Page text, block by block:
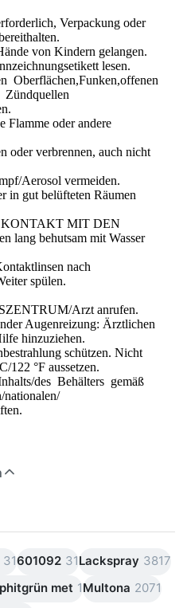
Verpackung oder
von Kindern gelangen.
lesen.
Oberflächen,Funken,offenen
Flamme oder andere
oder verbrennen, auch nicht
Aerosol vermeiden.
in gut belüfteten Räumen
KONTAKT MIT DEN
lang behutsam mit Wasser
nach
spülen.
Arzt anrufen.
Augenreizung: Ärztlichen
hinzuziehen.
schützen. Nicht
122 °F aussetzen.
des Behälters gemäß
nationalen/
31601092 31Lackspray 3817
met 1Multona 2071